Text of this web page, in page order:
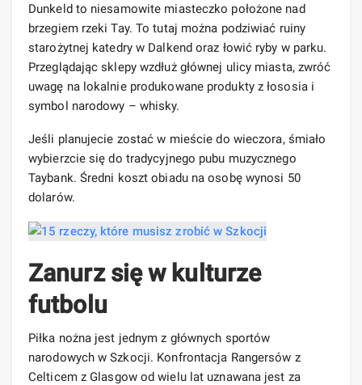
Dunkeld to niesamowite miasteczko położone nad
brzegiem rzeki Tay. To tutaj można podziwiać ruiny
starożytnej katedry w Dalkend oraz łowić ryby w parku.
Przeglądając sklepy wzdłuż głównej ulicy miasta, zwróć
uwagę na lokalnie produkowane produkty z łososia i
symbol narodowy – whisky.
Jeśli planujecie zostać w mieście do wieczora, śmiało
wybierzcie się do tradycyjnego pubu muzycznego
Taybank. Średni koszt obiadu na osobę wynosi 50
dolarów.
Zanurz się w kulturze
futbolu
Piłka nożna jest jednym z głównych sportów
narodowych w Szkocji. Konfrontacja Rangersów z
Celticem z Glasgow od wielu lat uznawana jest za